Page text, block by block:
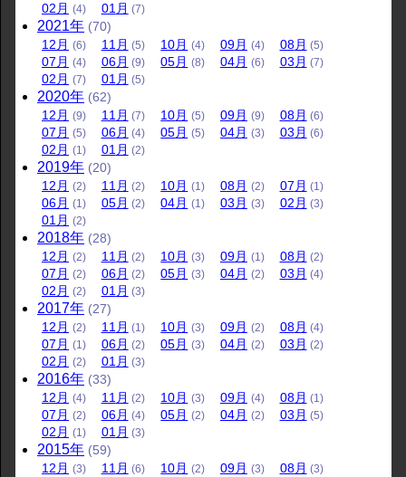
02月 (4) 01月 (7)
2021年 (70)
12月 (6) 11月 (5) 10月 (4) 09月 (4) 08月 (5)
07月 (4) 06月 (9) 05月 (8) 04月 (6) 03月 (7)
02月 (7) 01月 (5)
2020年 (62)
12月 (9) 11月 (7) 10月 (5) 09月 (9) 08月 (6)
07月 (5) 06月 (4) 05月 (5) 04月 (3) 03月 (6)
02月 (1) 01月 (2)
2019年 (20)
12月 (2) 11月 (2) 10月 (1) 08月 (2) 07月 (1)
06月 (1) 05月 (2) 04月 (1) 03月 (3) 02月 (3)
01月 (2)
2018年 (28)
12月 (2) 11月 (2) 10月 (3) 09月 (1) 08月 (2)
07月 (2) 06月 (2) 05月 (3) 04月 (2) 03月 (4)
02月 (2) 01月 (3)
2017年 (27)
12月 (2) 11月 (1) 10月 (3) 09月 (2) 08月 (4)
07月 (1) 06月 (2) 05月 (3) 04月 (2) 03月 (2)
02月 (2) 01月 (3)
2016年 (33)
12月 (4) 11月 (2) 10月 (3) 09月 (4) 08月 (1)
07月 (2) 06月 (4) 05月 (2) 04月 (2) 03月 (5)
02月 (1) 01月 (3)
2015年 (59)
12月 (3) 11月 (6) 10月 (2) 09月 (3) 08月 (3)